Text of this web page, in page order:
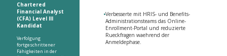
Chartered
Financial Analyst
(CFA) Level III
Kandidat
Verfolgung
fortgeschrittener
Fähigkeiten in der
•Verbesserte mit HRIS- und Benefits-
Administrationsteams das Online-
Enrollment-Portal und reduzierte
Rueckfragen waehrend der
Anmeldephase.